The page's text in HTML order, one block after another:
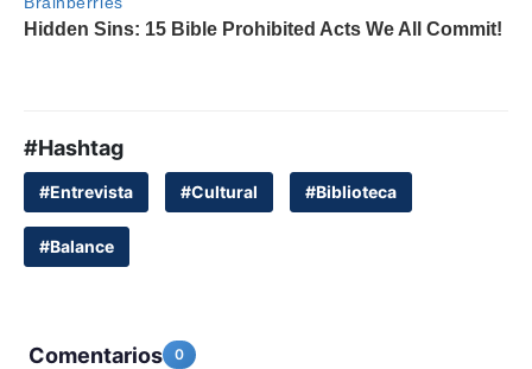
#Hashtag
#Entrevista #Cultural #Biblioteca
#Balance
Comentarios 0